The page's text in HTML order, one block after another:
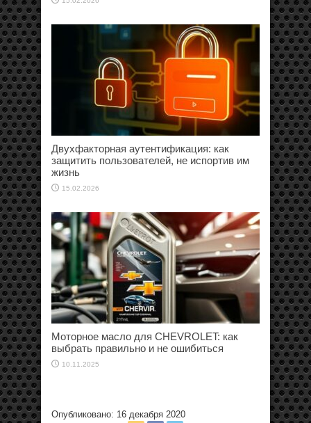
Двухфакторная аутентификация: как
защитить пользователей, не испортив им
жизнь
15.02.2026
Моторное масло для CHEVROLET: как
выбрать правильно и не ошибиться
10.11.2025
Опубликовано: 16 декабря 2020